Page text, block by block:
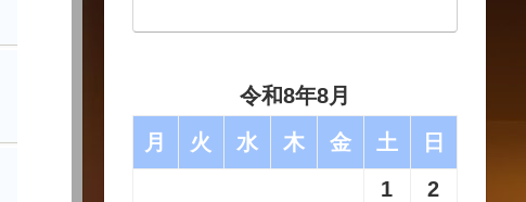
令和8年8月
月
火 水 木 金 土
日
1
2